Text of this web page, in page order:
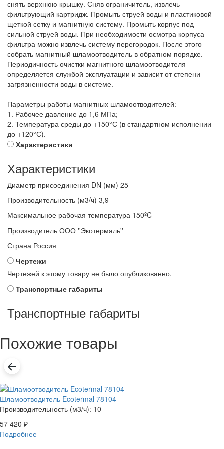
снять верхнюю крышку. Сняв ограничитель, извлечь
фильтрующий картридж. Промыть струей воды и пластиковой
щеткой сетку и магнитную систему. Промыть корпус под
сильной струей воды. При необходимости осмотра корпуса
фильтра можно извлечь систему перегородок. После этого
собрать магнитный шламоотводитель в обратном порядке.
Периодичность очистки магнитного шламоотводителя
определяется службой эксплуатации и зависит от степени
загрязненности воды в системе.
Параметры работы магнитных шламоотводителей:
1. Рабочее давление до 1,6 МПа;
2. Температура среды до +150°С (в стандартном исполнении
до +120°С).
Характеристики
Характеристики
Диаметр присоединения DN (мм) 25
Производительность (м3/ч) 3,9
Максимальное рабочая температура 150ºC
Производитель ООО ''Экотермаль''
Страна Россия
Чертежи
Чертежей к этому товару не было опубликованно.
Транспортные габариты
Транспортные габариты
Похожие товары
Шламоотводитель Ecotermal 78104
Производительность (м3/ч): 10
57 420 ₽
Подробнее